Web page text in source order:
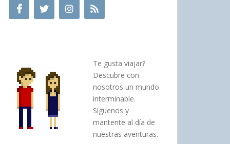
Te gusta viajar?
Descubre con
nosotros un mundo
interminable.
Síguenos y
mantente al día de
nuestras aventuras.